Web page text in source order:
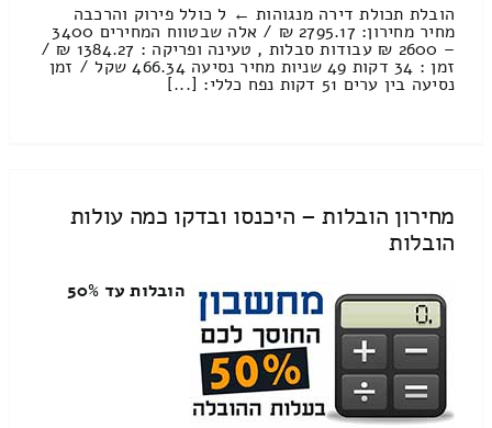
הובלת תכולת דירה מנגוהות ← ל כולל פירוק והרכבה
מחיר מחירון: 2795.17 ₪ / אלה שבטווח המחירים 3400
– 2600 ₪ עבודות סבלות , טעינה ופריקה : 1384.27 ₪ /
זמן : 34 דקות 49 שניות מחיר נסיעה 466.34 שקל / זמן
נסיעה בין ערים 51 דקות נפח כללי: [...]
מחירון הובלות – היכנסו ובדקו כמה עולות
הובלות
הובלות עד 50%